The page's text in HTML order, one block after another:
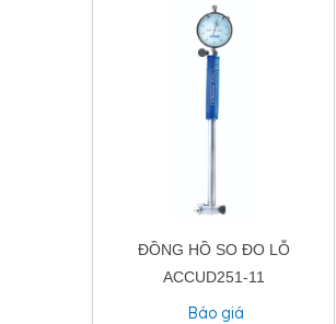
ĐỒNG HỒ SO ĐO LỖ
ACCUD251-11
Báo giá